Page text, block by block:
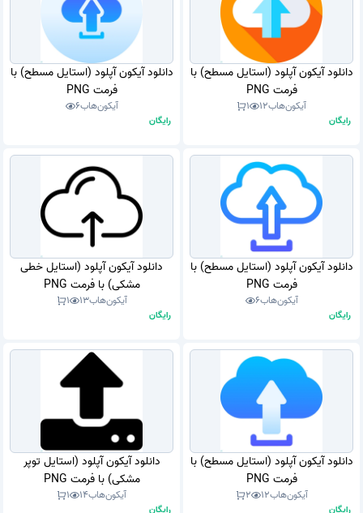
دانلود آیکون آپلود (استایل مسطح) با
فرمت PNG
آیکون‌هاب12
1
رایگان
دانلود آیکون آپلود (استایل مسطح) با
فرمت PNG
آیکون‌هاب6
رایگان
دانلود آیکون آپلود (استایل مسطح) با
فرمت PNG
آیکون‌هاب6
رایگان
دانلود آیکون آپلود (استایل خطی
مشکی) با فرمت PNG
آیکون‌هاب13
1
رایگان
دانلود آیکون آپلود (استایل مسطح) با
فرمت PNG
آیکون‌هاب12
2
رایگان
دانلود آیکون آپلود (استایل توپر
مشکی) با فرمت PNG
آیکون‌هاب14
1
رایگان